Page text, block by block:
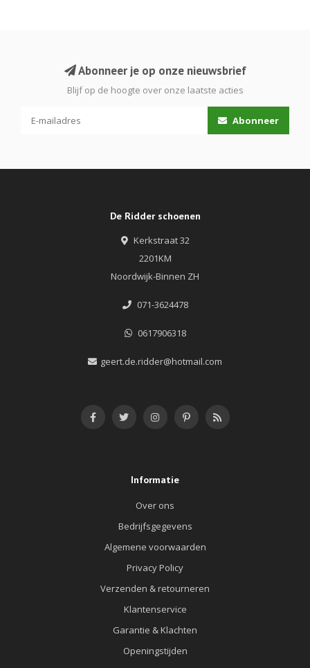
Abonneer je op onze nieuwsbrief
Blijf op de hoogte over onze laatste acties
Abonneer
De Ridder schoenen
Kerkstraat 32
2201KM
Noordwijk-Binnen ZH
071-3624478
0617906318
geert.de.ridder@hotmail.com
Informatie
Over ons
Bedrijfsgegevens
Algemene voorwaarden
Privacy Policy
Verzenden & retourneren
Klantenservice
Garantie & Klachten
Openingstijden